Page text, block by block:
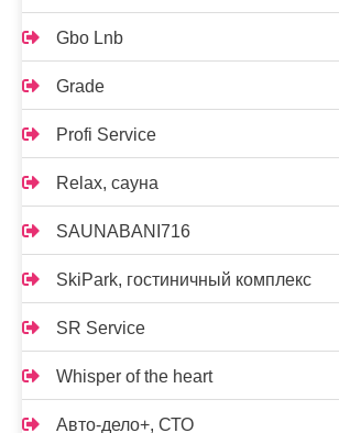
Gbo Lnb
Grade
Profi Service
Relax, сауна
SAUNABANI716
SkiPark, гостиничный комплекс
SR Service
Whisper of the heart
Авто-дело+, СТО